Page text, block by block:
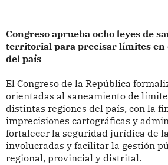
Congreso aprueba ocho leyes de
territorial para precisar límites en
del país
El Congreso de la República
orientadas al saneamiento de
distintas regiones del país, con la
imprecisiones cartográficas y
fortalecer la seguridad jurídica de
involucradas y facilitar la gestión
regional, provincial y distrital.